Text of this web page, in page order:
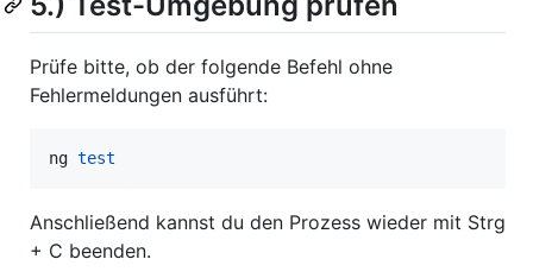
Prüfe bitte, ob der folgende Befehl ohne
Fehlermeldungen ausführt:
ng test
Anschließend kannst du den Prozess wieder mit Strg
+ C beenden.